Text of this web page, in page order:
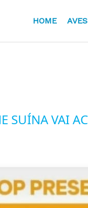
HOME AVES
SUÍNA VAI